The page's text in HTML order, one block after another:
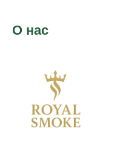
О нас